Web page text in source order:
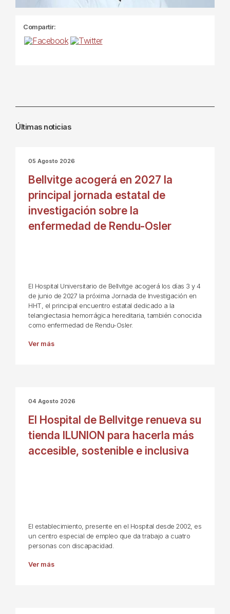
Compartir:
Últimas noticias
05 Agosto 2026
Bellvitge acogerá en 2027 la
principal jornada estatal de
investigación sobre la
enfermedad de Rendu-Osler
El Hospital Universitario de Bellvitge acogerá los días 3 y 4
de junio de 2027 la próxima Jornada de Investigación en
HHT, el principal encuentro estatal dedicado a la
telangiectasia hemorrágica hereditaria, también conocida
como enfermedad de Rendu-Osler.
Ver más
04 Agosto 2026
El Hospital de Bellvitge renueva su
tienda ILUNION para hacerla más
accesible, sostenible e inclusiva
El establecimiento, presente en el Hospital desde 2002, es
un centro especial de empleo que da trabajo a cuatro
personas con discapacidad.
Ver más